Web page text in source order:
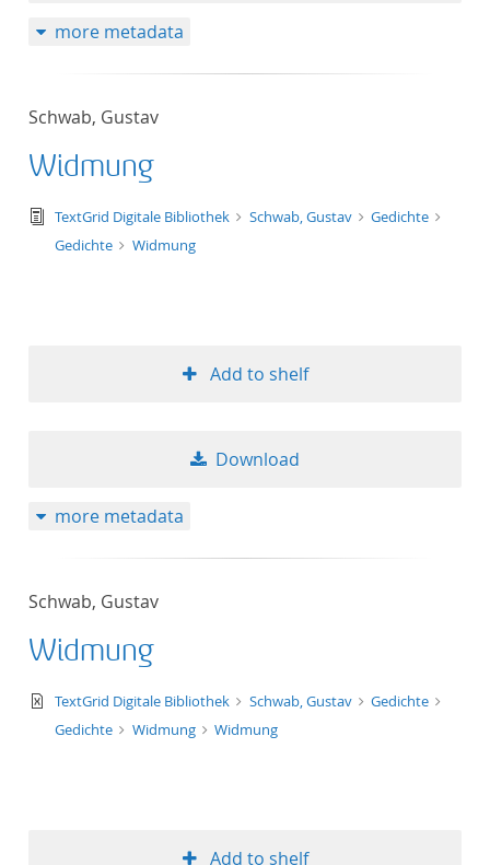
more metadata
Schwab, Gustav
Widmung
text/tg.edition+tg.aggregation+xml
TextGrid Digitale Bibliothek Schwab, Gustav
Gedichte
Gedichte
Widmung
Add to shelf
Download
more metadata
Schwab, Gustav
Widmung
text/xml
TextGrid Digitale Bibliothek Schwab, Gustav
Gedichte
Gedichte
Widmung Widmung
Add to shelf